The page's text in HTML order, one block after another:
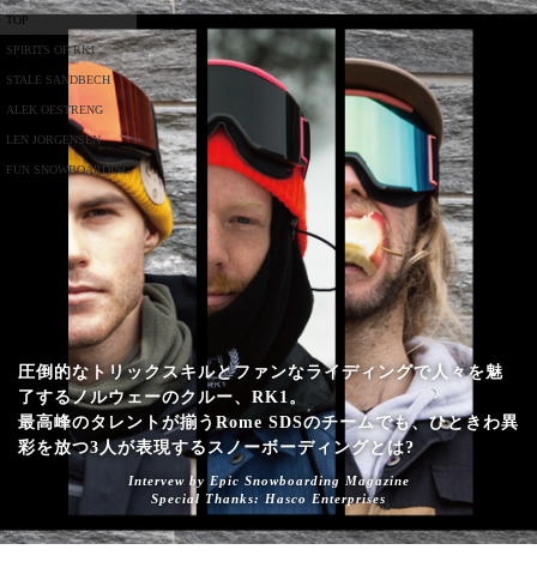
TOP
SPIRITS OF RK1
STALE SANDBECH
ALEK OESTRENG
LEN JORGENSEN
FUN SNOWBOARDING
圧倒的なトリックスキルとファンなライディングで人々を魅
了するノルウェーのクルー、RK1。
最高峰のタレントが揃うRome SDSのチームでも、ひときわ異
彩を放つ3人が表現するスノーボーディングとは?
Intervew by Epic Snowboarding Magazine
Special Thanks: Hasco Enterprises